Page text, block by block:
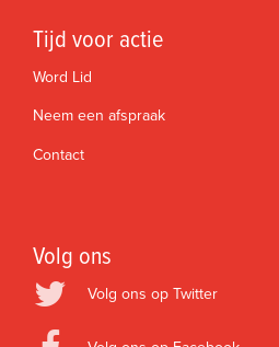
Tijd voor actie
Word Lid
Neem een afspraak
Contact
Volg ons
Volg ons op Twitter